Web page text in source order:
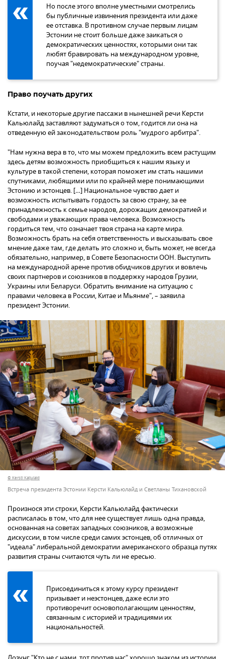
Но после этого вполне уместными смотрелись
бы публичные извинения президента или даже
ее отставка. В противном случае первым лицам
Эстонии не стоит больше даже заикаться о
демократических ценностях, которыми они так
любят бравировать на международном уровне,
поучая "недемократические" страны.
Право поучать других
Кстати, и некоторые другие пассажи в нынешней речи Керсти
Кальюлайд заставляют задуматься о том, годится ли она на
отведенную ей законодательством роль "мудрого арбитра".
"Нам нужна вера в то, что мы можем предложить всем растущим
здесь детям возможность приобщиться к нашим языку и
культуре в такой степени, которая поможет им стать нашими
спутниками, любящими или по крайней мере понимающими
Эстонию и эстонцев. […] Национальное чувство дает и
возможность испытывать гордость за свою страну, за ее
принадлежность к семье народов, дорожащих демократией и
свободами и уважающих права человека. Возможность
гордиться тем, что означает твоя страна на карте мира.
Возможность брать на себя ответственность и высказывать свое
мнение даже там, где делать это сложно и, быть может, не всегда
обязательно, например, в Совете Безопасности ООН. Выступить
на международной арене против обидчиков других и вовлечь
своих партнеров и союзников в поддержку народов Грузии,
Украины или Беларуси. Обратить внимание на ситуацию с
правами человека в России, Китае и Мьянме", – заявила
президент Эстонии.
© Kersti Kaljulaid
Встреча президента Эстонии Керсти Кальюлайд и Светланы Тихановской
Произнося эти строки, Керсти Кальюлайд фактически
расписалась в том, что для нее существует лишь одна правда,
основанная на советах западных союзников, а возможные
дискуссии, в том числе среди самих эстонцев, об отличных от
"идеала" либеральной демократии американского образца путях
развития страны считаются чуть ли не ересью.
Присоединиться к этому курсу президент
призывает и неэстонцев, даже если это
противоречит основополагающим ценностям,
связанным с историей и традициями их
национальностей.